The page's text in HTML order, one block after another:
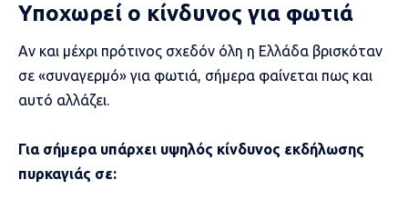
Υποχωρεί ο κίνδυνος για φωτιά
Αν και μέχρι πρότινος σχεδόν όλη η Ελλάδα βρισκόταν
σε «συναγερμό» για φωτιά, σήμερα φαίνεται πως και
αυτό αλλάζει.
Για σήμερα υπάρχει υψηλός κίνδυνος εκδήλωσης
πυρκαγιάς σε: